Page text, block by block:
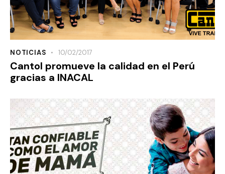
NOTICIAS 10/02/2017
Cantol promueve la calidad en el Perú
gracias a INACAL